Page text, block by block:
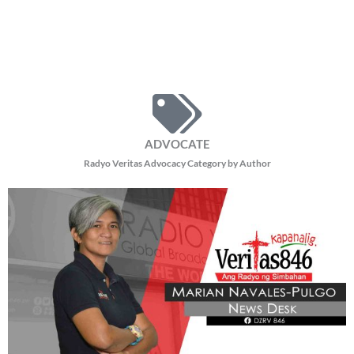
ADVOCATE
Radyo Veritas Advocacy Category by Author